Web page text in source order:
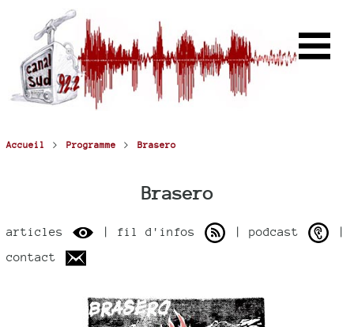
Accueil > Programme > Brasero
Brasero
articles | fil d'infos | podcast
|
contact